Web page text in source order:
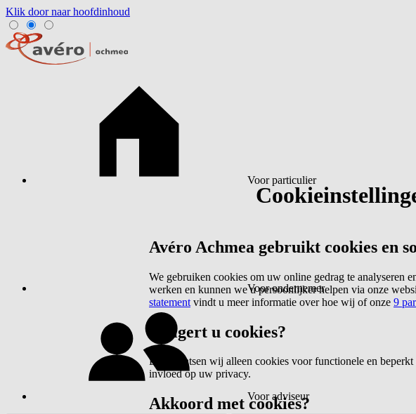
Klik door naar hoofdinhoud
Voor particulier
Voor ondernemer
Voor adviseur
Avéro Achmea gebruikt cookies en
We gebruiken cookies om uw online gedrag te analyseren
werken en kunnen we u persoonlijker helpen via onze
statement vindt u meer informatie over hoe wij of onze 9
Weigert u cookies?
Dan plaatsen wij alleen cookies voor functionele en
invloed op uw privacy.
Akkoord met cookies?